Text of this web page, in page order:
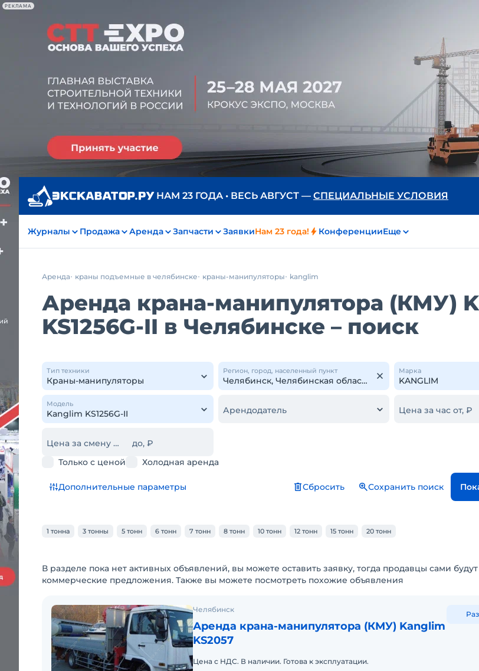
РЕКЛАМА
НАМ 23 ГОДА • ВЕСЬ АВГУСТ — СПЕЦИАЛЬНЫЕ УСЛОВИЯ
Журналы Продажа Аренда Запчасти ЗаявкиНам 23 года! КонференцииЕще
Аренда краны подъемные в челябинске краны-манипуляторы kanglim
Аренда крана-манипулятора (КМУ)
KS1256G-II в Челябинске – поиск
Тип техники Регион, город, населенный пункт Марка
Модель
Арендодатель Цена за час от, ₽
Цена за смену от, ₽
до, ₽
Только с ценой
Холодная аренда
Дополнительные параметры Сбросить Сохранить поиск
1 тонна 3 тонны 5 тонн 6 тонн 7 тонн 8 тонн 10 тонн 12 тонн 15 тонн 20 тонн
В разделе пока нет активных объявлений, вы можете оставить заявку, тогда продавцы сами
коммерческие предложения. Также вы можете посмотреть похожие объявления
Челябинск
Аренда крана-манипулятора (КМУ) Kanglim
KS2057
Цена с НДС. В наличии. Готова к эксплуатации.